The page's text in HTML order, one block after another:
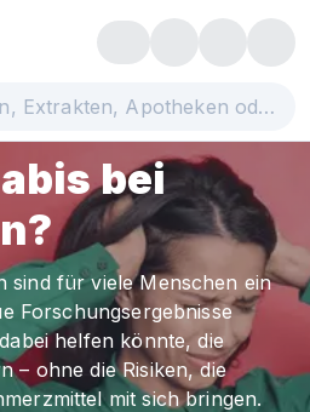
bei
sind für viele Menschen ein
Forschungsergebnisse
helfen könnte, die
– ohne die Risiken, die
mit sich bringen.